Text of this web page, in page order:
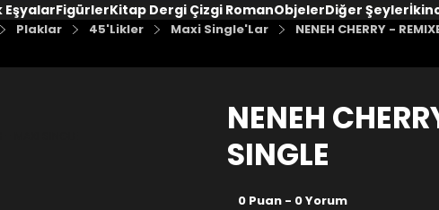
EşyalarFigürlerKitap Dergi Çizgi RomanObjelerDiğer Şeyler
Plaklar 45'Likler Maxi Single'Lar NENEH CHERRY -
NENEH
SINGLE
0 Puan - 0 Yorum